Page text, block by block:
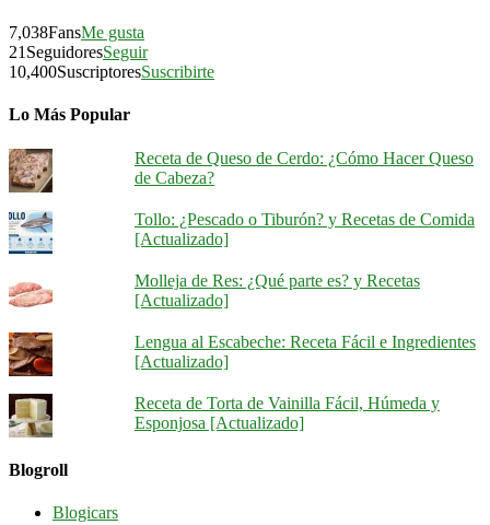
7,038FansMe gusta
21 SeguidoresSeguir
10,400SuscriptoresSuscribirte
Lo Más Popular
Receta de Queso de Cerdo: ¿Cómo Hacer Queso
de Cabeza?
Tollo: ¿Pescado o Tiburón? y Recetas de Comida
[Actualizado]
Molleja de Res: ¿Qué parte es? y Recetas
[Actualizado]
Lengua al Escabeche: Receta Fácil e Ingredientes
[Actualizado]
Receta de Torta de Vainilla Fácil, Húmeda y
Esponjosa [Actualizado]
Blogroll
Blogicars